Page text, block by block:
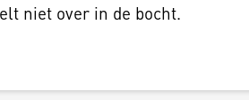
niet over in de bocht.